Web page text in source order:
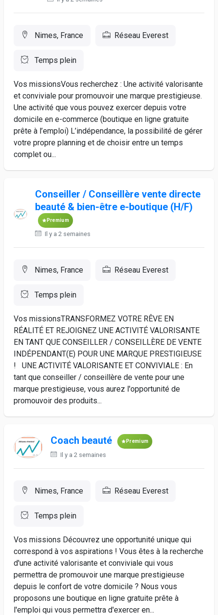
Nimes, France Réseau Everest
Temps plein
Vos missionsVous recherchez : Une activité valorisante
et conviviale pour promouvoir une marque prestigieuse.
Une activité que vous pouvez exercer depuis votre
domicile en e-commerce (boutique en ligne gratuite
prête à l’emploi) L’indépendance, la possibilité de gérer
votre propre planning et de choisir entre un temps
complet ou...
Conseiller / Conseillère vente directe
beauté & bien-être e-boutique (H/F)
Premium
Il y a 2 semaines
Nimes, France Réseau Everest
Temps plein
Vos missionsTRANSFORMEZ VOTRE RÊVE EN
RÉALITÉ ET REJOIGNEZ UNE ACTIVITÉ VALORISANTE
EN TANT QUE CONSEILLER / CONSEILLÈRE DE VENTE
INDÉPENDANT(E) POUR UNE MARQUE PRESTIGIEUSE
! UNE ACTIVITÉ VALORISANTE ET CONVIVIALE : En
tant que conseiller / conseillère de vente pour une
marque prestigieuse, vous aurez l'opportunité de
promouvoir des produits...
Coach beauté Premium
Il y a 2 semaines
Nimes, France Réseau Everest
Temps plein
Vos missions Découvrez une opportunité unique qui
correspond à vos aspirations ! Vous êtes à la recherche
d'une activité valorisante et conviviale qui vous
permettra de promouvoir une marque prestigieuse
depuis le confort de votre domicile ? Nous vous
proposons une boutique en ligne gratuite prête à
l'emploi qui vous permettra d'exercer en...